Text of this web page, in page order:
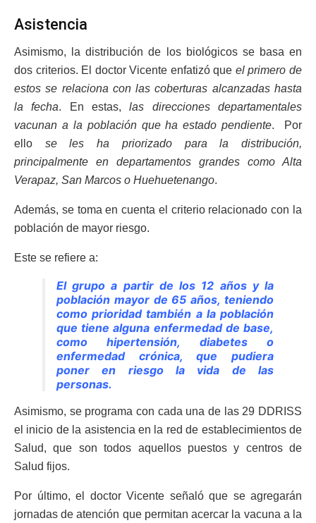
Asistencia
Asimismo, la distribución de los biológicos se basa en
dos criterios. El doctor Vicente enfatizó que el primero de
estos se relaciona con las coberturas alcanzadas hasta
la fecha. En estas,las direcciones departamentales
vacunan a la población que ha estado pendiente. Por
ello se les ha priorizado para la distribución,
principalmente en departamentos grandes como Alta
Verapaz, San Marcos o Huehuetenango.
Además, se toma en cuenta el criterio relacionado con la
población de mayor riesgo.
Este se refiere a:
El grupo a partir de los 12 años y la
población mayor de 65 años, teniendo
como prioridad también a la población
que tiene alguna enfermedad de base,
como hipertensión, diabetes o
enfermedad crónica, que pudiera
poner en riesgo la vida de las
personas.
Asimismo, se programa con cada una de las 29 DDRISS
el inicio de la asistencia en la red de establecimientos de
Salud, que son todos aquellos puestos y centros de
Salud fijos.
Por último, el doctor Vicente señaló que se agregarán
jornadas de atención que permitan acercar la vacuna a la